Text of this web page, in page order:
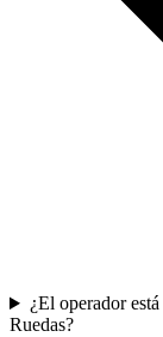
¿El operador
Ruedas?